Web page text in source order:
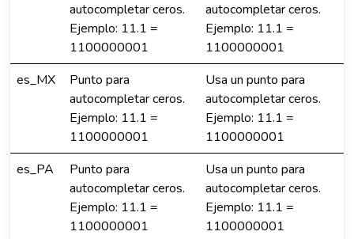
autocompletar ceros.
Ejemplo: 11.1 =
1100000001
autocompletar ceros.
Ejemplo: 11.1 =
1100000001
es_MX
Punto para
autocompletar ceros.
Ejemplo: 11.1 =
1100000001
Usa un punto para
autocompletar ceros.
Ejemplo: 11.1 =
1100000001
es_PA
Punto para
autocompletar ceros.
Ejemplo: 11.1 =
1100000001
Usa un punto para
autocompletar ceros.
Ejemplo: 11.1 =
1100000001